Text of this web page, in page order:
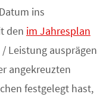
ins
den im Jahresplan
Leistung ausprägen
angekreuzten
festgelegt hast,